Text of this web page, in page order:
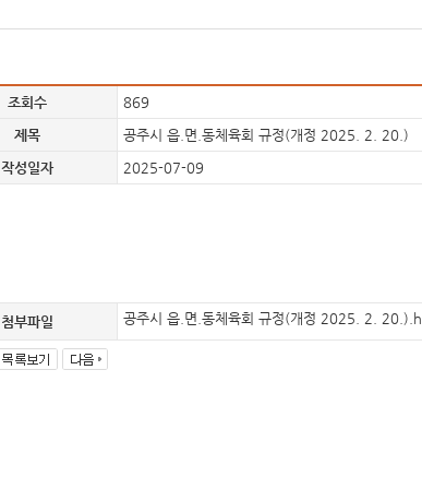
조회수
869
제목
공주시 읍.면.동체육회 규정(개정 2025. 2. 20.)
작성일자
2025-07-09
첨부파일 공주시 읍.면.동체육회 규정(개정 2025. 2.